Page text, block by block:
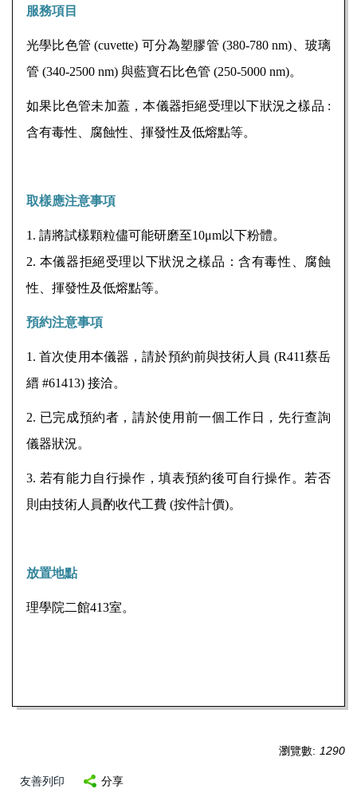
服務項目
光學比色管 (cuvette) 可分為塑膠管 (380-780 nm)、玻璃
管 (340-2500 nm) 與藍寶石比色管 (250-5000 nm)。
如果比色管未加蓋，本儀器拒絕受理以下狀況之樣品 :
含有毒性、腐蝕性、揮發性及低熔點等。
取樣應注意事項
1. 請將試樣顆粒儘可能研磨至10μm以下粉體。
2. 本儀器拒絕受理以下狀況之樣品：含有毒性、腐蝕
性、揮發性及低熔點等。
預約注意事項
1.首次使用本儀器，請於預約前與技術人員 (R411蔡岳
縉 #61413) 接洽。
2. 已完成預約者，請於使用前一個工作日，先行查詢
儀器狀況。
3. 若有能力自行操作，填表預約後可自行操作。若否
則由技術人員酌收代工費 (按件計價)。
放置地點
理學院二館413室。
瀏覽數: 1290
友善列印 分享